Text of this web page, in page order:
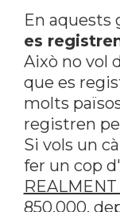
En aquests
es
Això no vol
que es
molts
registren
Si vols un
fer un cop
850.000,